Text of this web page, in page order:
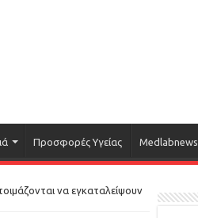
Προσφορές Υγείας Medlabnews
να εγκαταλείψουν